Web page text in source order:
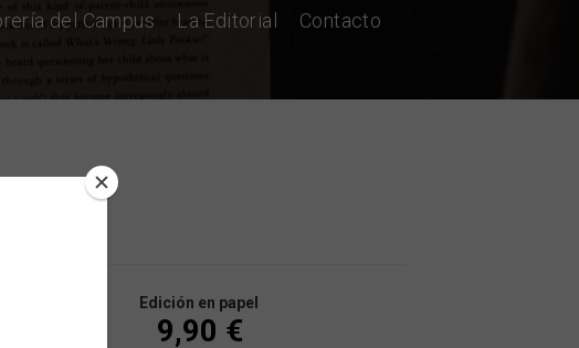
del Campus La Editorial Contacto
Edición en papel
9,90 €